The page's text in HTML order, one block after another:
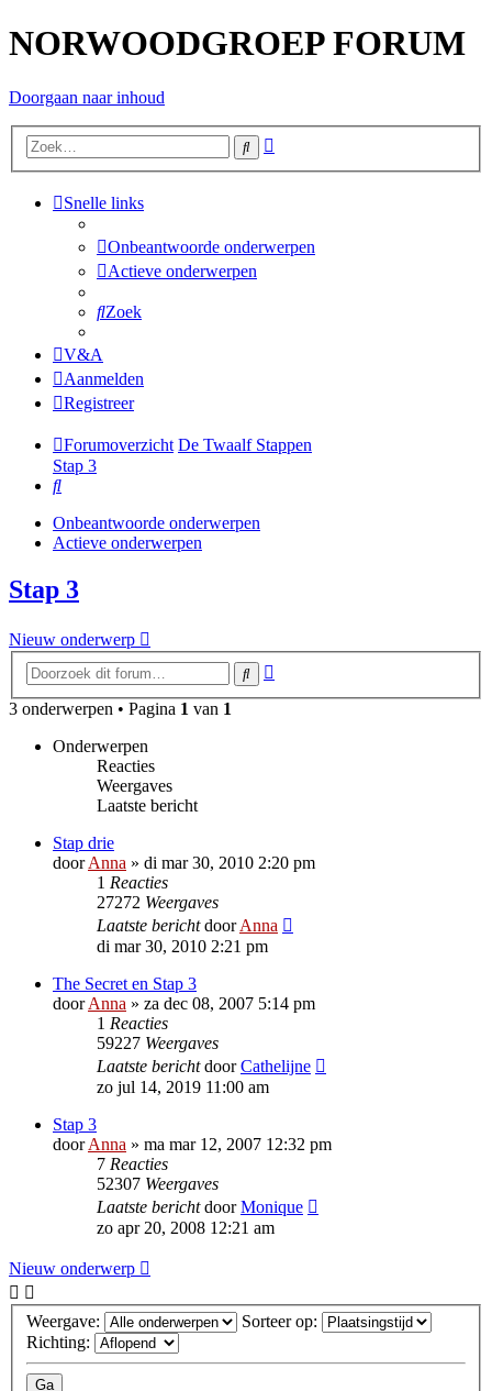
NORWOODGROEP FORUM
Doorgaan naar inhoud
Zoek
Snelle links
Onbeantwoorde onderwerpen
Actieve onderwerpen
Zoek
V&A
Aanmelden
Registreer
Forumoverzicht De Twaalf Stappen
Stap 3
Zoek
Onbeantwoorde onderwerpen
Actieve onderwerpen
Stap 3
Nieuw onderwerp
Zoek
3 onderwerpen • Pagina 1 van 1
Onderwerpen
Reacties
Weergaves
Laatste bericht
Stap drie
doorAnna » di mar 30, 2010 2:20 pm
1 Reacties
27272 Weergaves
Laatste berichtdoorAnna
di mar 30, 2010 2:21 pm
The Secret en Stap 3
doorAnna » za dec 08, 2007 5:14 pm
1 Reacties
59227 Weergaves
Laatste berichtdoorCathelijne
zo jul 14, 2019 11:00 am
Stap 3
doorAnna » ma mar 12, 2007 12:32 pm
7 Reacties
52307 Weergaves
Laatste berichtdoorMonique
zo apr 20, 2008 12:21 am
Nieuw onderwerp
Weergave:
Sorteer op:
Richting: